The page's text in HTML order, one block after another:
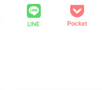
LINE Pocket